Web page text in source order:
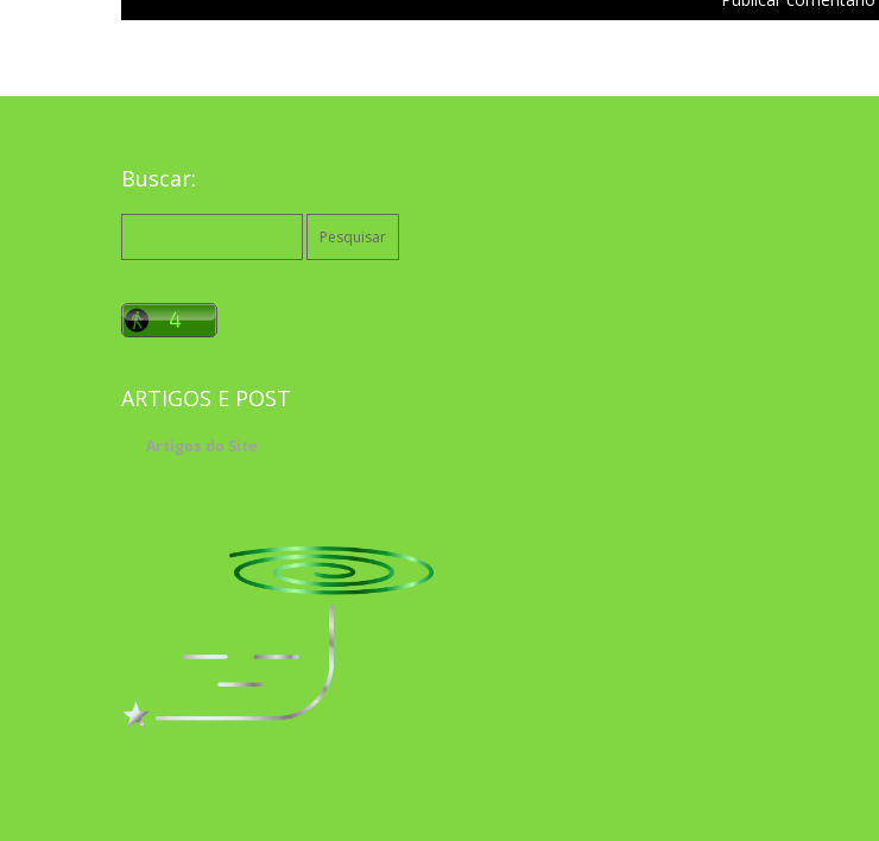
Buscar:
ARTIGOS E POST
Artigos do Site